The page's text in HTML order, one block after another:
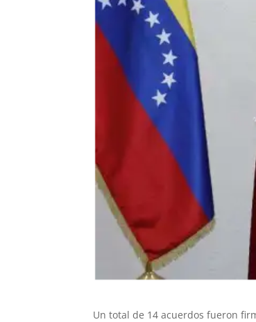
Un total de 14 acuerdos fueron